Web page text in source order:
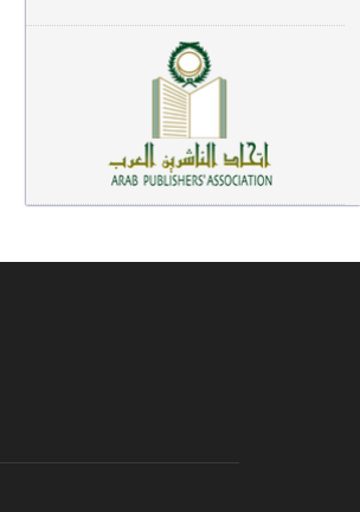
معاجم لغوية (89)
سيرة نبوية وتصوف (81)
دراسات إسلامية (75)
شعر (72)
علوم قرآن (66)
فقه عام وأحكام فقهية (62)